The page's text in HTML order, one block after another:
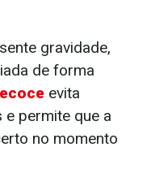
gravidade,
de forma
evita
permite que a
no momento